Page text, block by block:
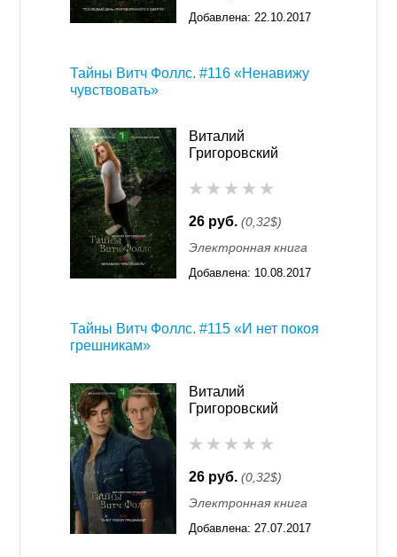
Добавлена: 22.10.2017
Тайны Витч Фоллс. #116 «Ненавижу
чувствовать»
Виталий
Григоровский
26 руб. (0,32$)
Электронная книга
Добавлена: 10.08.2017
Тайны Витч Фоллс. #115 «И нет покоя
грешникам»
Виталий
Григоровский
26 руб. (0,32$)
Электронная книга
Добавлена: 27.07.2017